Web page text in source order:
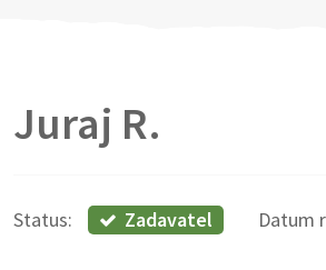
Juraj R.
Status: Zadavatel Datum